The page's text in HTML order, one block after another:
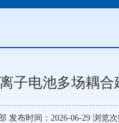
子电池多场耦合
发布时间：2026-06-29 浏览次